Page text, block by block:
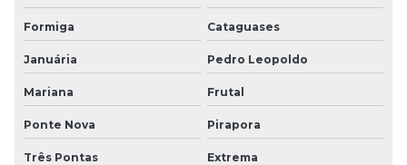
Formiga Cataguases
Januária Pedro Leopoldo
Mariana Frutal
Ponte Nova Pirapora
Três Pontas Extrema